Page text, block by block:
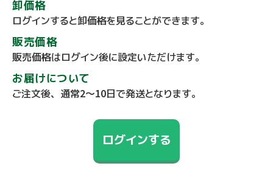
卸価格
ログインすると卸価格を見ることができます。
販売価格
販売価格はログイン後に設定いただけます。
お届けについて
ご注文後、通常2～10日で発送となります。
ログインする